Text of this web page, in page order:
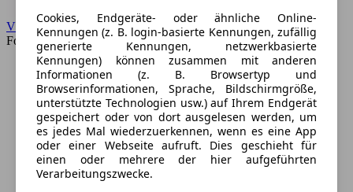
VW
Forum
Cookies, Endgeräte- oder ähnliche Online-
Kennungen (z. B. login-basierte Kennungen, zufällig
generierte Kennungen, netzwerkbasierte
Kennungen) können zusammen mit anderen
Informationen (z. B. Browsertyp und
Browserinformationen, Sprache, Bildschirmgröße,
unterstützte Technologien usw.) auf Ihrem Endgerät
gespeichert oder von dort ausgelesen werden, um
es jedes Mal wiederzuerkennen, wenn es eine App
oder einer Webseite aufruft. Dies geschieht für
einen oder mehrere der hier aufgeführten
Verarbeitungszwecke.